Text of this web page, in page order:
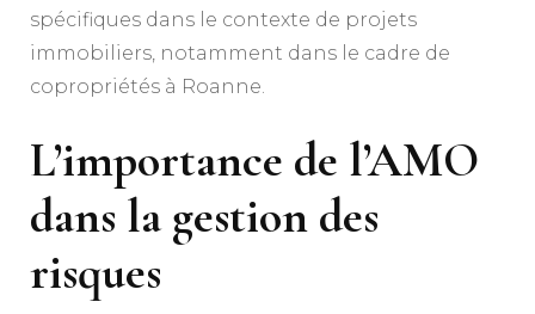
spécifiques dans le contexte de projets
immobiliers, notamment dans le cadre de
copropriétés à Roanne.
L’importance de l’AMO
dans la gestion des
risques